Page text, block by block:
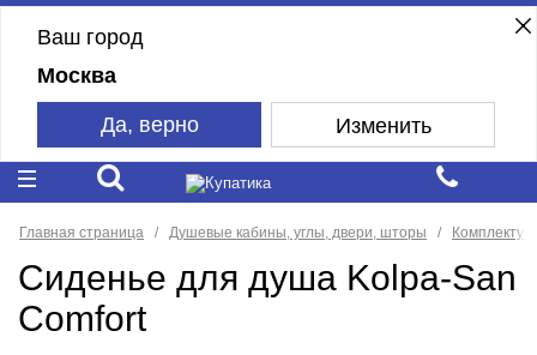
Ваш город
Москва
Да, верно Изменить
Главная страница Душевые кабины, углы, двери, шторы
Cиденье для душа Kolpa-San
Comfort